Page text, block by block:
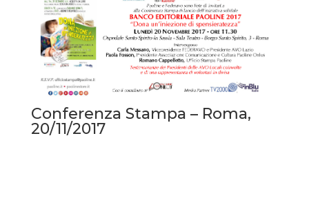
Conferenza Stampa – Roma,
20/11/2017